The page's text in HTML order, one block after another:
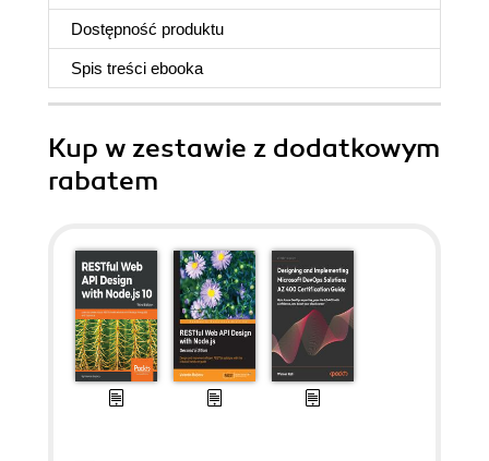
Dostępność produktu
Spis treści ebooka
Kup w zestawie z dodatkowym
rabatem